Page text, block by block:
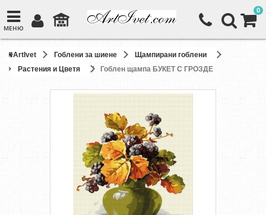
МЕНЮ
0
ArtIvet Гоблени за шиене
Щампирани гоблени
Растения и Цветя
Гоблен щампа БУКЕТ С ГРОЗДЕ